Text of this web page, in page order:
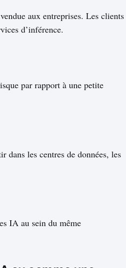
aux entreprises. Les clients
d’inférence.
par rapport à une petite
dans les centres de données, les
IA au sein du même